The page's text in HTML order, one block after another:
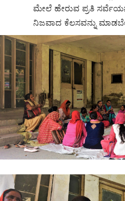
ಮೇಲೆ ಹೇರುವ ಪ್ರತಿ
ನಿಜವಾದ ಕೆಲಸವನ್ನು